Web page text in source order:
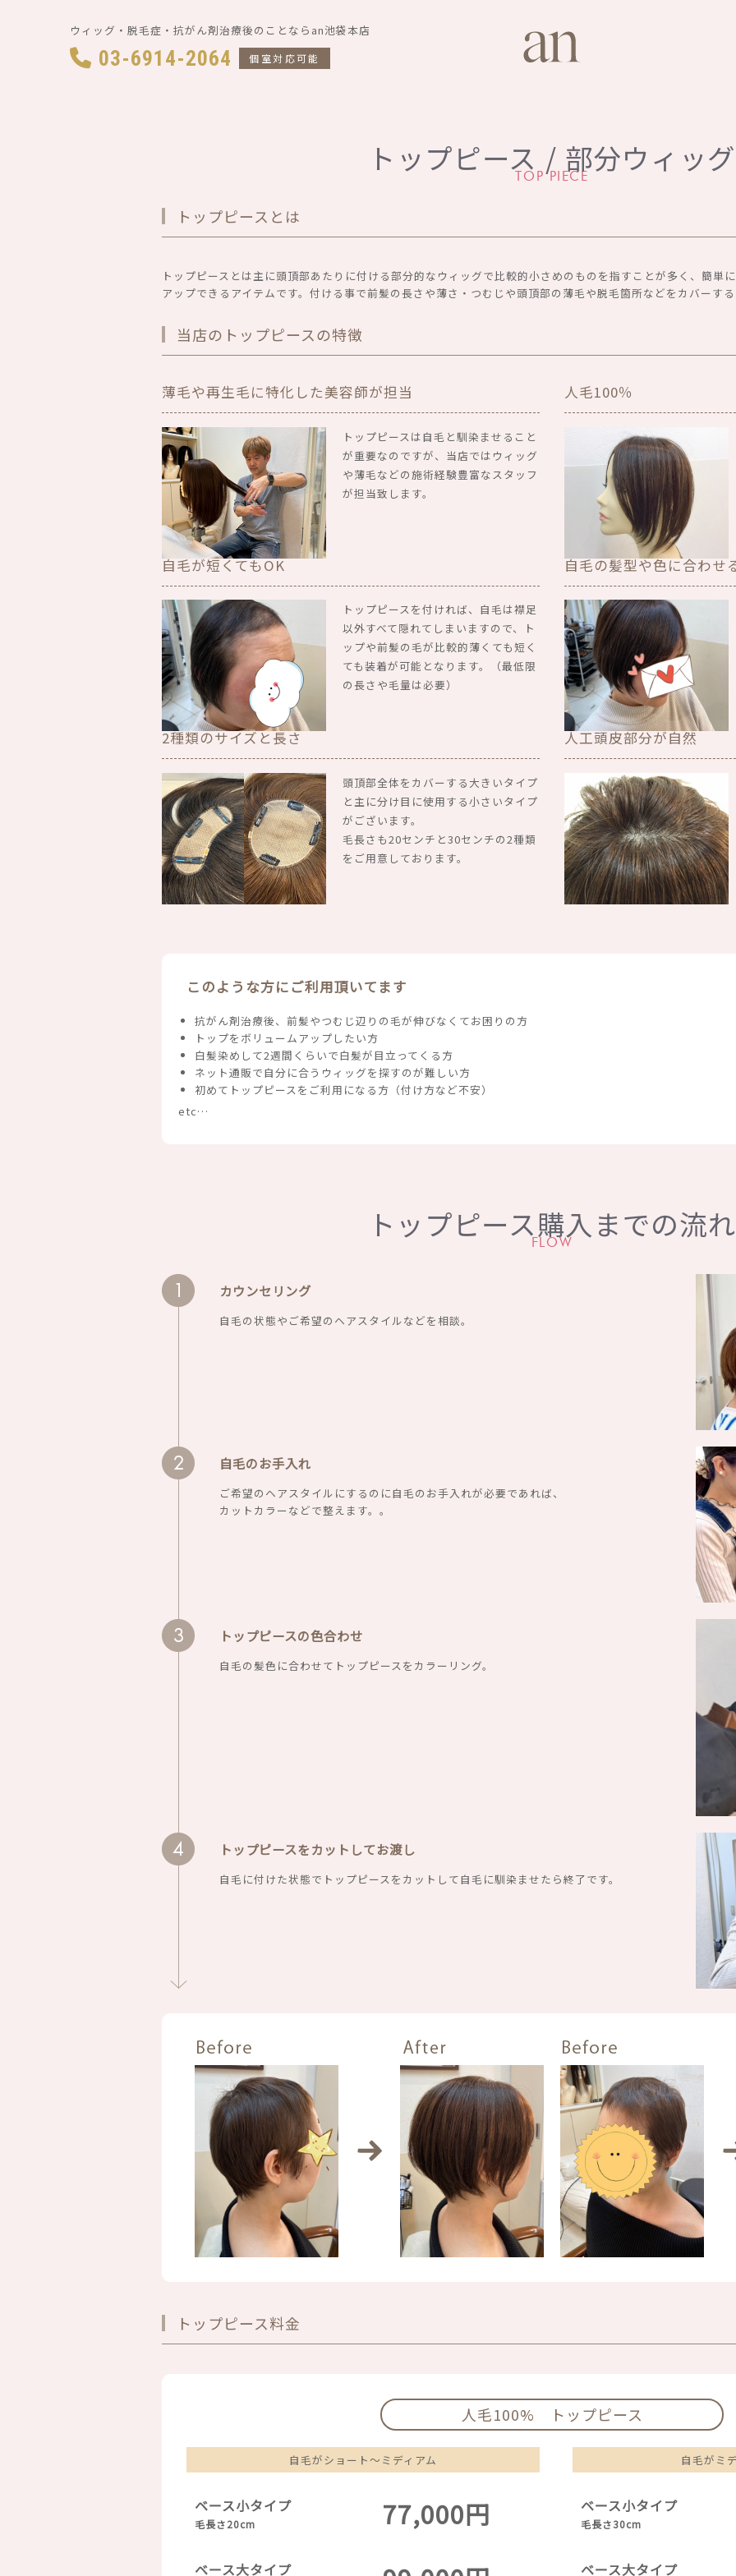
ウィッグ・脱毛症・抗がん剤治療後のことならan池袋本店
03-6914-2064 個室対応可能
TOP PIECE
トップピース / 部分ウィッグ
トップピースとは
トップピースとは主に頭頂部あたりに付ける部分的なウィッグで比較的小さめのものを指すことが多く、簡単
アップできるアイテムです。付ける事で前髪の長さや薄さ・つむじや頭頂部の薄毛や脱毛箇所などをカバーす
当店のトップピースの特徴
薄毛や再生毛に特化した美容師が担当
トップピースは自毛と馴染ませること
が重要なのですが、当店ではウィッグ
や薄毛などの施術経験豊富なスタッフ
が担当致します。
人毛100％
自毛が短くてもOK
トップピースを付ければ、自毛は襟足
以外すべて隠れてしまいますので、ト
ップや前髪の毛が比較的薄くても短く
ても装着が可能となります。（最低限
の長さや毛量は必要）
自毛の髪型や色に合わせ
2種類のサイズと長さ
頭頂部全体をカバーする大きいタイプ
と主に分け目に使用する小さいタイプ
がございます。
毛長さも20センチと30センチの2種類
をご用意しております。
人工頭皮部分が自然
このような方にご利用頂いてます
抗がん剤治療後、前髪やつむじ辺りの毛が伸びなくてお困りの方
トップをボリュームアップしたい方
白髪染めして2週間くらいで白髪が目立ってくる方
ネット通販で自分に合うウィッグを探すのが難しい方
初めてトップピースをご利用になる方（付け方など不安）
etc…
FLOW
トップピース購入までの流れ
カウンセリング
自毛の状態やご希望のヘアスタイルなどを相談。
自毛のお手入れ
ご希望のヘアスタイルにするのに自毛のお手入れが必要であれば、
カットカラーなどで整えます。。
トップピースの色合わせ
自毛の髪色に合わせてトップピースをカラーリング。
トップピースをカットしてお渡し
自毛に付けた状態でトップピースをカットして自毛に馴染ませたら終了です。
トップピース料金
人毛100% トップピース
自毛がショート～ミディアム
ベース小タイプ
毛長さ20cm 77,000円
ベース大タイプ
自毛がミ
ベース小タイプ
毛長さ30cm
ベース大タイプ